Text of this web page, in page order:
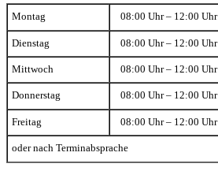
Montag 08:00 Uhr – 12:00 Uhr
Dienstag 08:00 Uhr – 12:00 Uhr
Mittwoch 08:00 Uhr – 12:00 Uhr
Donnerstag 08:00 Uhr – 12:00 Uhr
Freitag 08:00 Uhr – 12:00 Uhr
oder nach Terminabsprache